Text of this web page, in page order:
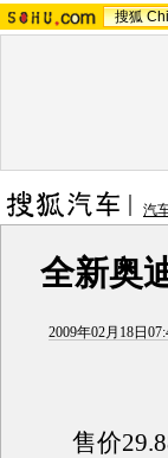
搜狐
汽
全新奥
2009年02月18日
售价